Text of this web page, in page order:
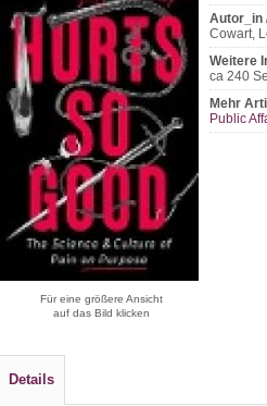
Für eine größere Ansicht
auf das Bild klicken
Autor_in
Cowart,
Weitere
ca 240
Mehr
Public
Details